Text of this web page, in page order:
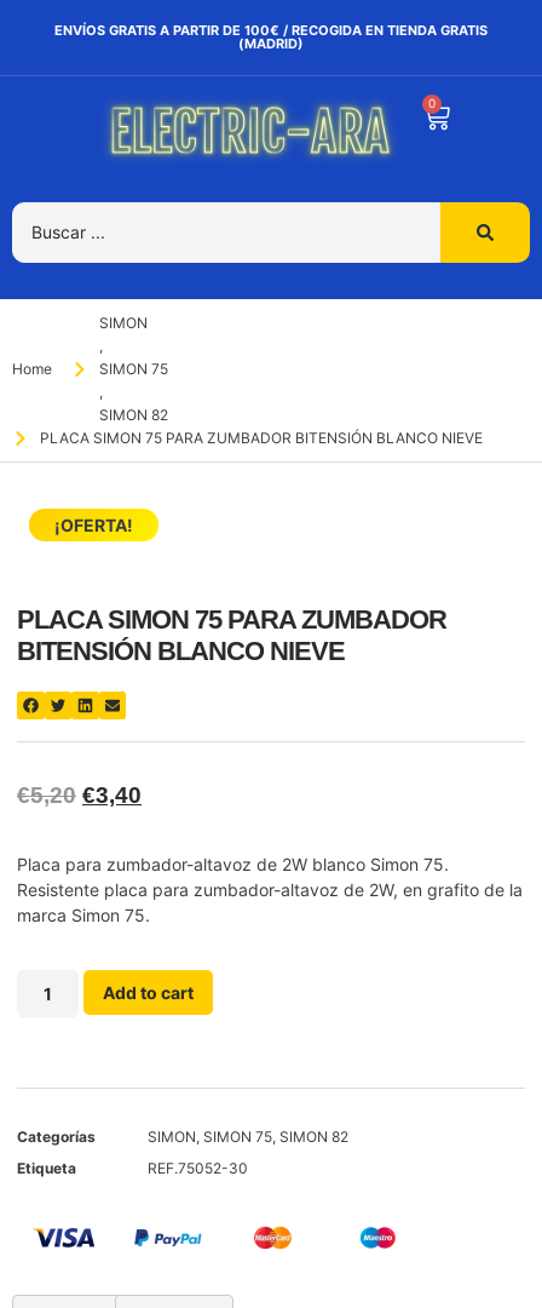
ENVÍOS GRATIS A PARTIR DE 100€ / RECOGIDA EN TIENDA GRATIS
(MADRID)
0
Home
SIMON
,
SIMON 75
,
SIMON 82
PLACA SIMON 75 PARA ZUMBADOR BITENSIÓN BLANCO NIEVE
¡OFERTA!
PLACA SIMON 75 PARA ZUMBADOR
BITENSIÓN BLANCO NIEVE
€5,20 €3,40
Placa para zumbador-altavoz de 2W blanco Simon 75.
Resistente placa para zumbador-altavoz de 2W, en grafito de la
marca Simon 75.
Add to cart
Categorías SIMON, SIMON 75, SIMON 82
Etiqueta
REF.75052-30